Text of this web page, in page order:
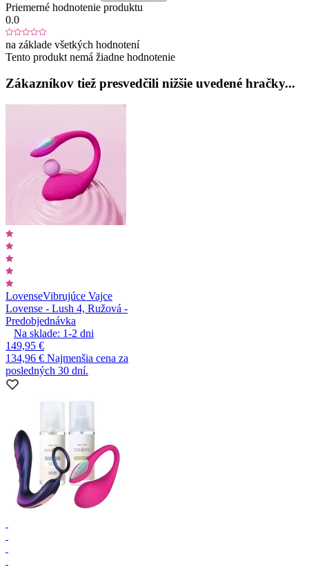
Priemerné hodnotenie produktu
0.0
na základe všetkých hodnotení
Tento produkt nemá žiadne hodnotenie
Zákazníkov tiež presvedčili nižšie uvedené hračky...
LovenseVibrujúce Vajce
Lovense - Lush 4, Ružová -
Predobjednávka
Na sklade: 1-2 dni
149,95 €
134,96 € Najmenšia cena za
posledných 30 dní.